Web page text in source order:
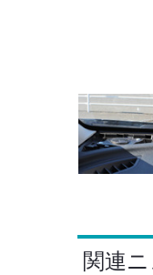
関連